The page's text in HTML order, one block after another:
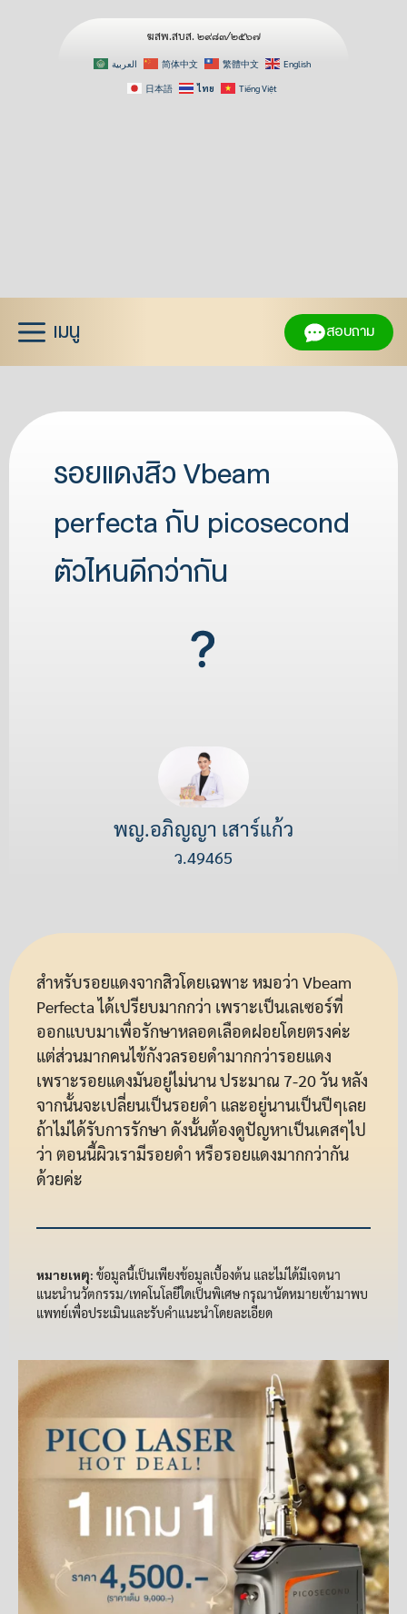
ฆสพ.สบส. ๒๙๘๓/๒๕๖๗
العربية 简体中文 繁體中文 English
日本語 ไทย Tiếng Việt
เมนู สอบถาม
รอยแดงสิว Vbeam
perfecta กับ picosecond
ตัวไหนดีกว่ากัน
พญ.อภิญญา เสาร์แก้ว
ว.49465
สำหรับรอยแดงจากสิวโดยเฉพาะ หมอว่า Vbeam
Perfecta ได้เปรียบมากกว่า เพราะเป็นเลเซอร์ที่
ออกแบบมาเพื่อรักษาหลอดเลือดฝอยโดยตรงค่ะ
แต่ส่วนมากคนไข้กังวลรอยดำมากกว่ารอยแดง
เพราะรอยแดงมันอยู่ไม่นาน ประมาณ 7-20 วัน หลัง
จากนั้นจะเปลี่ยนเป็นรอยดำ และอยู่นานเป็นปีๆเลย
ถ้าไม่ได้รับการรักษา ดังนั้นต้องดูปัญหาเป็นเคสๆไป
ว่า ตอนนี้ผิวเรามีรอยดำ หรือรอยแดงมากกว่ากัน
ด้วยค่ะ
หมายเหตุ: ข้อมูลนี้เป็นเพียงข้อมูลเบื้องต้น และไม่ได้มีเจตนา
แนะนำนวัตกรรม/เทคโนโลยีใดเป็นพิเศษ กรุณานัดหมายเข้ามาพบ
แพทย์เพื่อประเมินและรับคำแนะนำโดยละเอียด